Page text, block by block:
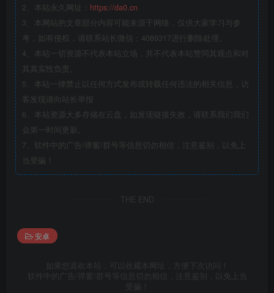
2、本站永久网址： https://da0.cn
3、本网站的文章部分内容可能来源于网络，仅供大家学习与参
考，如有侵权，请联系站长微信：4089317进行删除处理。
4、本站一切资源不代表本站立场，并不代表本站赞同其观点和对
其真实性负责。
5、本站一律禁止以任何方式发布或转载任何违法的相关信息，访
客发现请向站长举报
6、本站资源大多存储在云盘，如发现链接失效，请联系我们我们
会第一时间更新。
7、软件中的广告/弹窗/群号等信息切勿相信，注意鉴别，以免上
当受骗！
THE END
安卓
如果您喜欢本站，可以收藏本网址，方便下次访问！
软件中的广告/弹窗/群号等信息切勿相信，注意鉴别，以免上当
受骗！